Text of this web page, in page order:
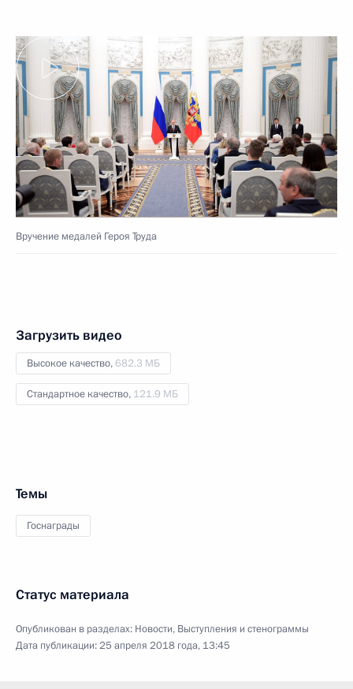
Вручение медалей Героя Труда
Загрузить видео
Высокое качество,682.3 МБ
Стандартное качество, 121.9 МБ
Темы
Госнаграды
Статус материала
Опубликован в разделах: Новости, Выступления и стенограммы
Дата публикации:25 апреля 2018 года, 13:45